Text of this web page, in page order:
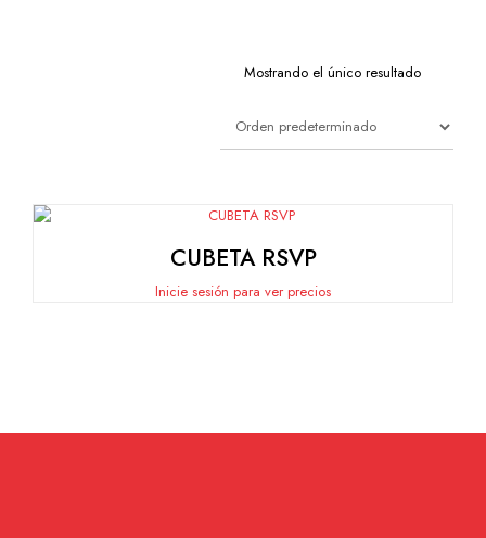
Mostrando el único resultado
CUBETA RSVP
Inicie sesión para ver precios